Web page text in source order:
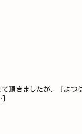
頂きましたが、『よ